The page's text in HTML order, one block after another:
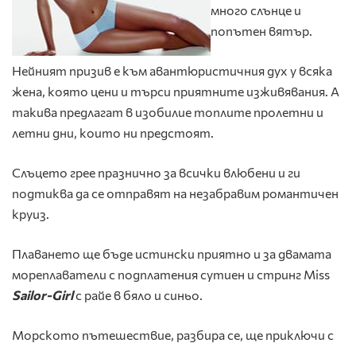
много слънце и
попътен вятър.
Нейният призив е към авантюристичния дух у всяка
жена, която цени и търси приятните изживявания. А
такива предлагат в изобилие топлите пролетни и
летни дни, които ни предстоят.
Слъцето грее празнично за всички влюбени и ги
подтиква да се отправят на незабравим романтичен
круиз.
Плаването ще бъде истински приятно и за двамата
мореплаватели с подплатения сутиен и стринг Miss
Sailor-Girlс райе в бяло и синьо.
Морското пътешествие, разбира се, ще приключи с